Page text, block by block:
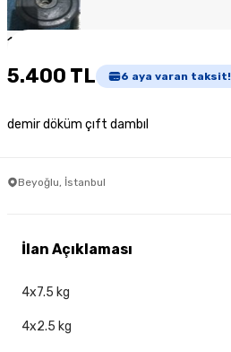
1
5.400 TL 6 aya varan taksit!
demir döküm çıft dambıl
Beyoğlu, İstanbul
İlan Açıklaması
4x7.5 kg
4x2.5 kg